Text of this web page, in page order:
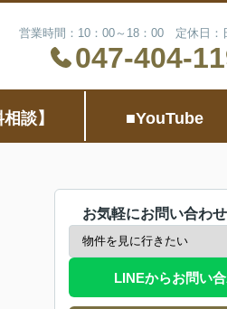
営業時間：10：00～18：00 定休日：
047-404-
談】 ■YouTube
お気軽にお問い合わ
LINEからお問い